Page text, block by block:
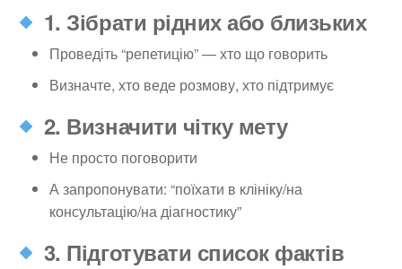
1. Зібрати рідних або близьких
Проведіть “репетицію” — хто що говорить
Визначте, хто веде розмову, хто підтримує
2. Визначити чітку мету
Не просто поговорити
А запропонувати: “поїхати в клініку/на
консультацію/на діагностику”
3. Підготувати список фактів